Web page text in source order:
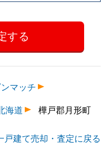
マッチ
海道 樺戸郡月形町
戸建て売却・査定に戻る